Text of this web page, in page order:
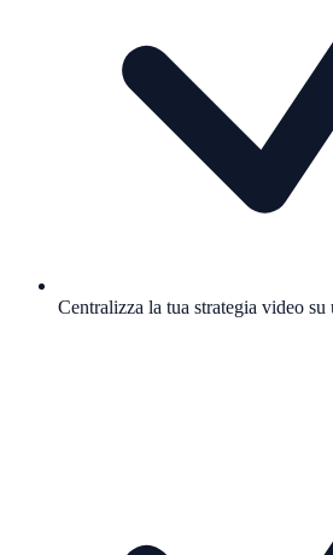
Centralizza la tua strategia video